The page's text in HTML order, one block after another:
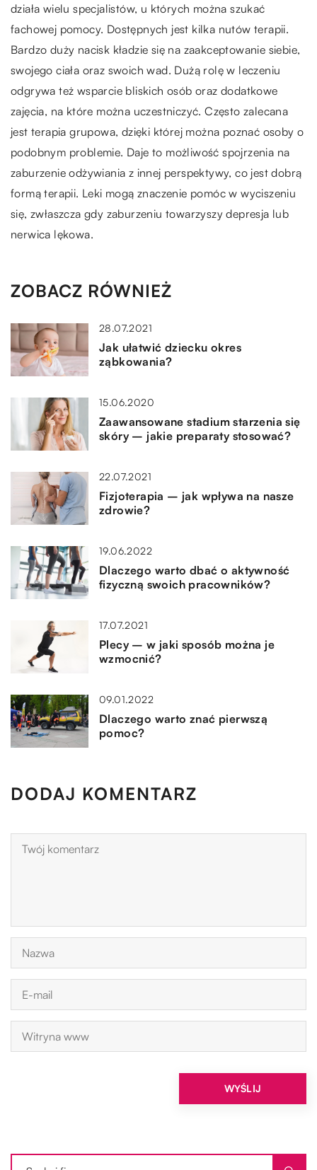
działa wielu specjalistów, u których można szukać
fachowej pomocy. Dostępnych jest kilka nutów terapii.
Bardzo duży nacisk kładzie się na zaakceptowanie siebie,
swojego ciała oraz swoich wad. Dużą rolę w leczeniu
odgrywa też wsparcie bliskich osób oraz dodatkowe
zajęcia, na które można uczestniczyć. Często zalecana
jest terapia grupowa, dzięki której można poznać osoby o
podobnym problemie. Daje to możliwość spojrzenia na
zaburzenie odżywiania z innej perspektywy, co jest dobrą
formą terapii. Leki mogą znaczenie pomóc w wyciszeniu
się, zwłaszcza gdy zaburzeniu towarzyszy depresja lub
nerwica lękowa.
ZOBACZ RÓWNIEŻ
28.07.2021
Jak ułatwić dziecku okres
ząbkowania?
15.06.2020
Zaawansowane stadium starzenia się
skóry – jakie preparaty stosować?
22.07.2021
Fizjoterapia – jak wpływa na nasze
zdrowie?
19.06.2022
Dlaczego warto dbać o aktywność
fizyczną swoich pracowników?
17.07.2021
Plecy – w jaki sposób można je
wzmocnić?
09.01.2022
Dlaczego warto znać pierwszą
pomoc?
DODAJ KOMENTARZ